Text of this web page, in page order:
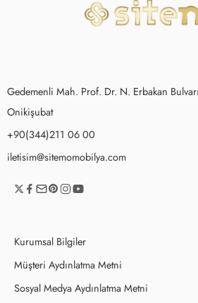
Gedemenli Mah. Prof. Dr. N. Erbakan
Onikişubat
+90(344)211 06 00
iletisim@sitemomobilya.com
Kurumsal Bilgiler
Müşteri Aydınlatma Metni
Sosyal Medya Aydınlatma Metni